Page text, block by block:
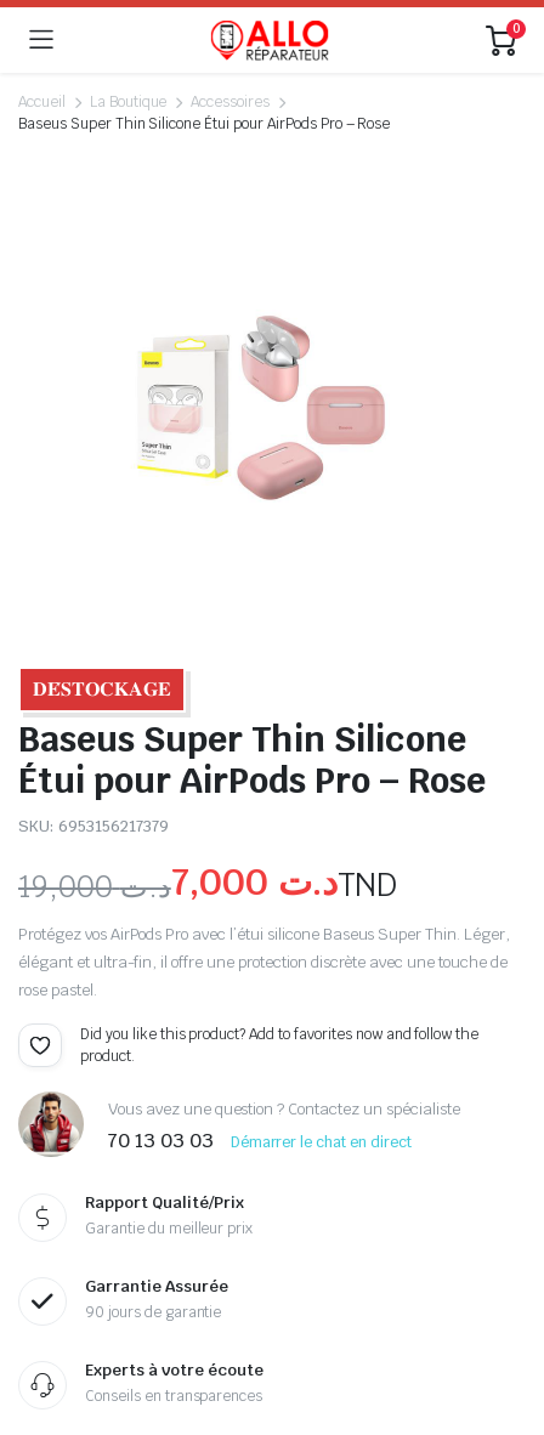
0
Accueil La Boutique
Accessoires
Baseus Super Thin Silicone Étui pour AirPods Pro – Rose
𝐃𝐄́𝐒𝐓𝐎𝐂𝐊𝐀𝐆𝐄
Baseus Super Thin Silicone
Étui pour AirPods Pro – Rose
SKU: 6953156217379
د.ت19,000 د.تTND
Protégez vos AirPods Pro avec l’étui silicone Baseus Super Thin. Léger,
élégant et ultra-fin, il offre une protection discrète avec une touche de
rose pastel.
Did you like this product? Add to favorites now and follow the
product.
Vous avez une question ? Contactez un spécialiste
70 13 03 03 Démarrer le chat en direct
Rapport Qualité/Prix
Garantie du meilleur prix
Garrantie Assurée
90 jours de garantie
Experts à votre écoute
Conseils en transparences